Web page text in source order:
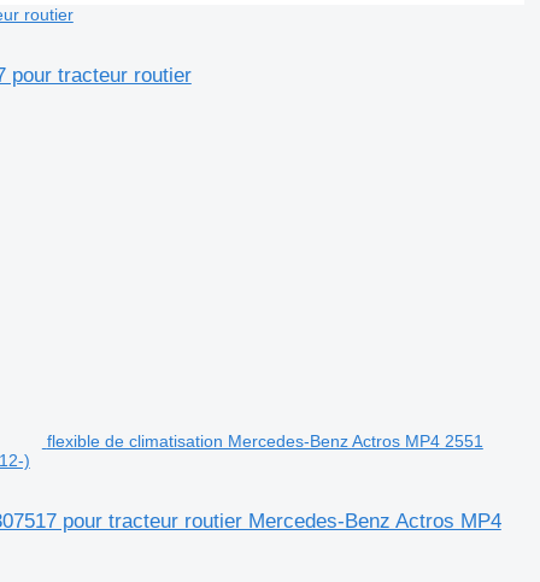
pour tracteur routier
flexible de climatisation Mercedes-Benz Actros MP4 2551
)
pour tracteur routier Mercedes-Benz Actros MP4